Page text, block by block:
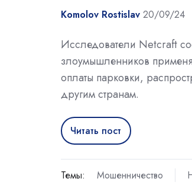
Komolov Rostislav 20/09/24
Исследователи Netcraft
злоумышленников
оплаты парковки,
другим странам.
Читать пост
Темы: Мошенничество